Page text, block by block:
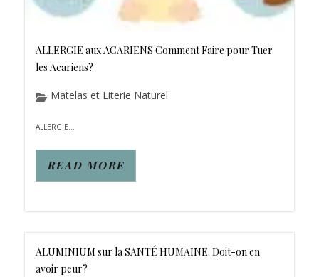
ALLERGIE aux ACARIENS Comment Faire pour Tuer
les Acariens?
Matelas et Literie Naturel
ALLERGIE...
READ MORE
ALUMINIUM sur la SANTÉ HUMAINE. Doit-on en
avoir peur?